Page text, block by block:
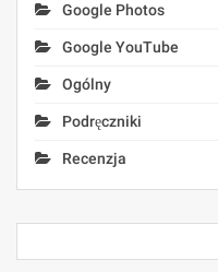
Google Photos
Google YouTube
Ogólny
Podręczniki
Recenzja